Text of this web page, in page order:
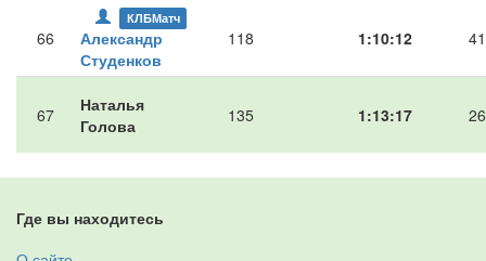
66
КЛБМатч
Александр
Студенков
118 1:10:12 41
67
Наталья
Голова
135 1:13:17 26
Где вы находитесь